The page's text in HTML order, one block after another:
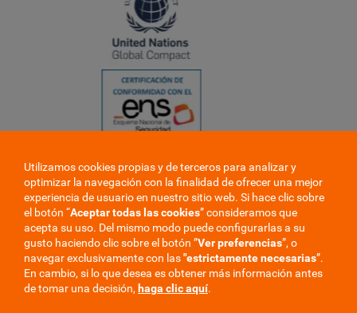
❮
❯
Utilizamos cookies propias y de terceros para analizar y
optimizar la navegación con la finalidad de ofrecer una mejor
experiencia de usuario en nuestro sitio web. Si hace clic sobre
el botón “Aceptar todas las cookies” consideramos que
acepta su uso. Del mismo modo puede configurarlas a su
gusto haciendo clic sobre el botón ”Ver preferencias”, o
navegar exclusivamente con las"estrictamentenecesarias”.
En cambio, si lo que desea es obtener más información antes
de tomar una decisión, haga clic aquí.